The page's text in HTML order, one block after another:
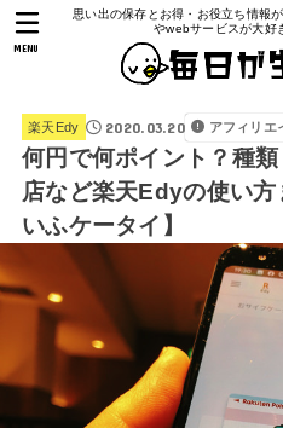
思い出の保存とお得・お役立ち情報
やwebサービスが大好
MENU
楽天Edy 2020.03.20 アフィリエ
何円で何ポイント？種
店など楽天Edyの使い方
いふケータイ】